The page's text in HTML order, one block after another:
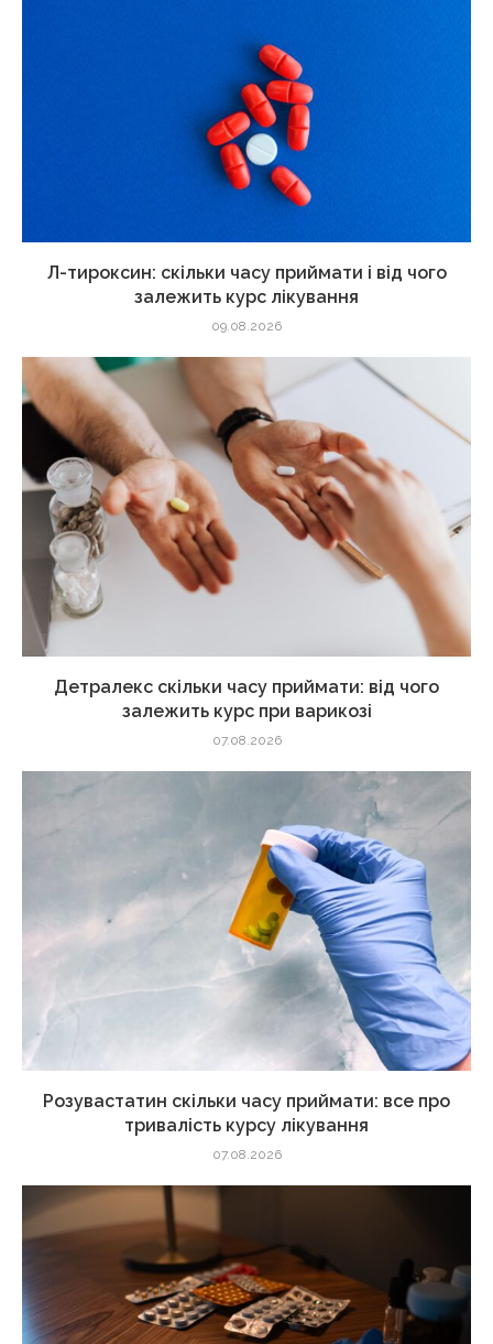
Л-тироксин: скільки часу приймати і від чого
залежить курс лікування
09.08.2026
Детралекс скільки часу приймати: від чого
залежить курс при варикозі
07.08.2026
Розувастатин скільки часу приймати: все про
тривалість курсу лікування
07.08.2026